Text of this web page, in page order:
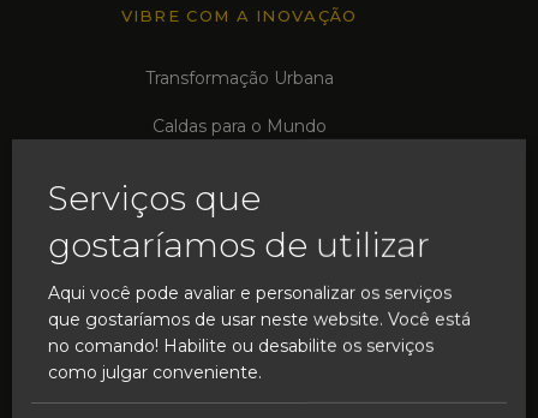
VIBRE COM A INOVAÇÃO
Transformação Urbana
Caldas para o Mundo
Experiência Imersiva
INSPIRE O FUTURO
Serviços que
gostaríamos de utilizar
Aqui você pode avaliar e personalizar os serviços
que gostaríamos de usar neste website. Você está
no comando! Habilite ou desabilite os serviços
como julgar conveniente.